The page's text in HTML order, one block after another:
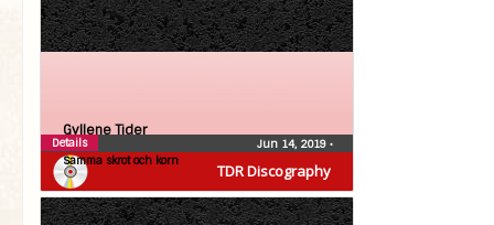
TDR Discography
Gyllene Tider
Samma skrot och korn
Jun 14, 2019 •
Details